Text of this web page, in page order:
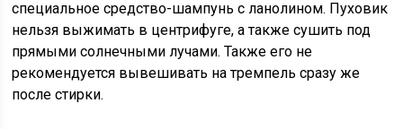
специальное средство-шампунь с ланолином. Пуховик
нельзя выжимать в центрифуге, а также сушить под
прямыми солнечными лучами. Также его не
рекомендуется вывешивать на тремпель сразу же
после стирки.